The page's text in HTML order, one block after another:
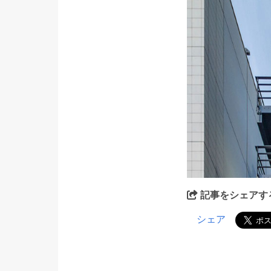
記事をシェアす
シェア